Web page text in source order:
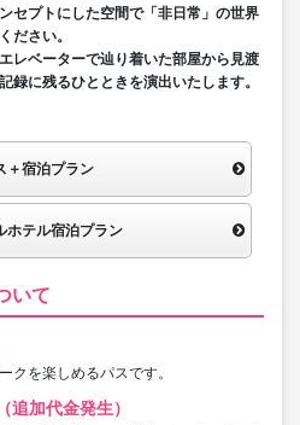
セプトにした空間で「非日常」の世界
ださい。
レベーターで辿り着いた部屋から見渡
録に残るひとときを演出いたします。
＋宿泊プラン
ホテル宿泊プラン
いて
クを楽しめるパスです。
追加代金発生）